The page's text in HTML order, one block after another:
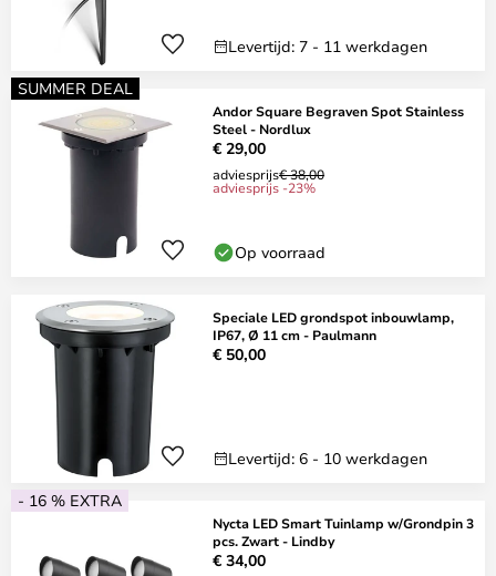
Levertijd: 7 - 11 werkdagen
SUMMER DEAL
Andor Square Begraven Spot Stainless
Steel - Nordlux
€ 29,00
adviesprijs€ 38,00
adviesprijs -23%
Op voorraad
Speciale LED grondspot inbouwlamp,
IP67, Ø 11 cm - Paulmann
€ 50,00
Levertijd: 6 - 10 werkdagen
- 16 % EXTRA
Nycta LED Smart Tuinlamp w/Grondpin 3
pcs. Zwart - Lindby
€ 34,00